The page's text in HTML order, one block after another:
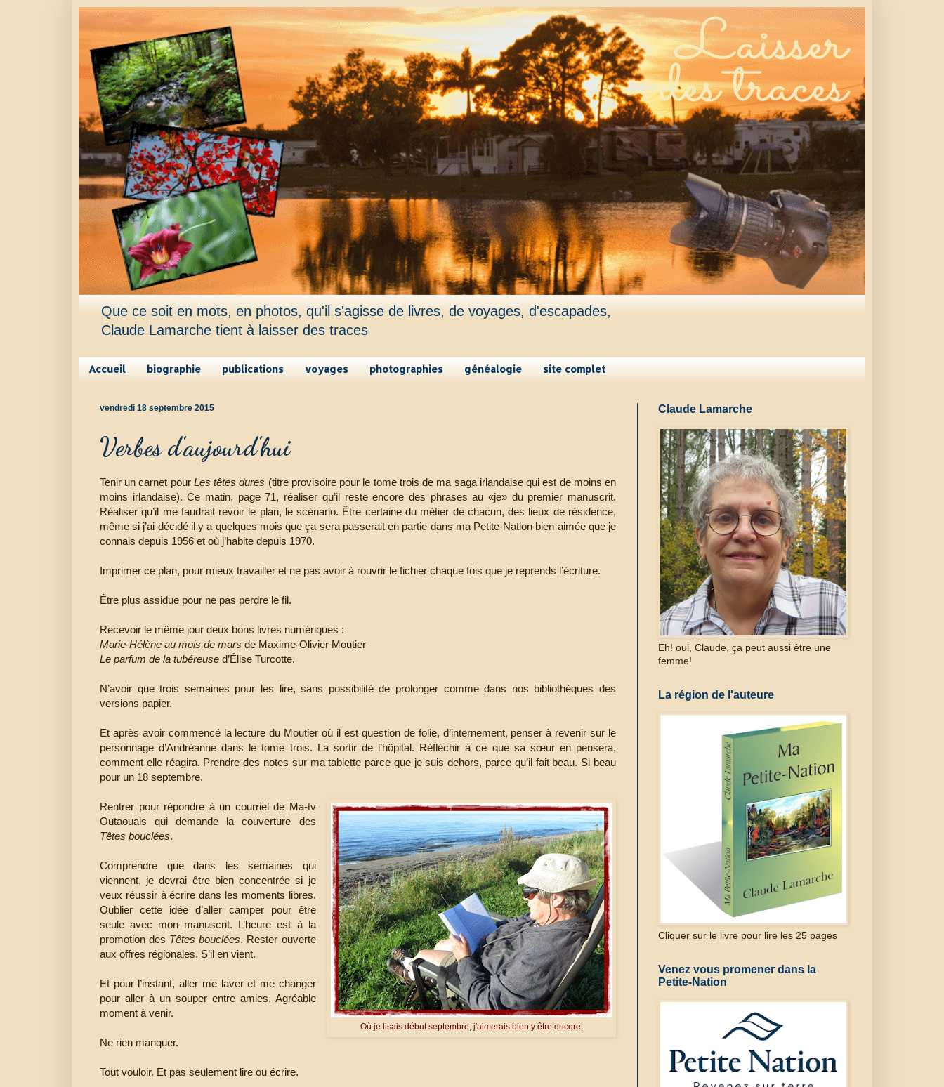
Que ce soit en mots, en photos, qu'il s'agisse de livres, de voyages, d'escapades,
Claude Lamarche tient à laisser des traces
Accueil biographie publications voyages photographies généalogie site complet
vendredi 18 septembre 2015
Verbes d'aujourd'hui
Tenir un carnet pour Les têtes dures (titre provisoire pour le tome trois de ma saga irlandaise qui est de moins en
moins irlandaise). Ce matin, page 71, réaliser qu’il reste encore des phrases au «je» du premier manuscrit.
Réaliser qu’il me faudrait revoir le plan, le scénario. Être certaine du métier de chacun, des lieux de résidence,
même si j’ai décidé il y a quelques mois que ça sera passerait en partie dans ma Petite-Nation bien aimée que je
connais depuis 1956 et où j’habite depuis 1970.
Imprimer ce plan, pour mieux travailler et ne pas avoir à rouvrir le fichier chaque fois que je reprends l’écriture.
Être plus assidue pour ne pas perdre le fil.
Recevoir le même jour deux bons livres numériques :
Marie-Hélène au mois de mars de Maxime-Olivier Moutier
Le parfum de la tubéreuse d’Élise Turcotte.
N’avoir que trois semaines pour les lire, sans possibilité de prolonger comme dans nos bibliothèques des
versions papier.
Et après avoir commencé la lecture du Moutier où il est question de folie, d’internement, penser à revenir sur le
personnage d’Andréanne dans le tome trois. La sortir de l’hôpital. Réfléchir à ce que sa sœur en pensera,
comment elle réagira. Prendre des notes sur ma tablette parce que je suis dehors, parce qu’il fait beau. Si beau
pour un 18 septembre.
Où je lisais début septembre, j'aimerais bien y être encore.
Rentrer pour répondre à un courriel de Ma-tv
Outaouais qui demande la couverture des
Têtes bouclées.
Comprendre que dans les semaines qui
viennent, je devrai être bien concentrée si je
veux réussir à écrire dans les moments libres.
Oublier cette idée d’aller camper pour être
seule avec mon manuscrit. L’heure est à la
promotion des Têtes bouclées. Rester ouverte
aux offres régionales. S’il en vient.
Et pour l’instant, aller me laver et me changer
pour aller à un souper entre amies. Agréable
moment à venir.
Ne rien manquer.
Tout vouloir. Et pas seulement lire ou écrire.
Claude Lamarche
Eh! oui, Claude, ça peut aussi être une
femme!
La région de l'auteure
Cliquer sur le livre pour lire les 25 pages
Venez vous promener dans la
Petite-Nation